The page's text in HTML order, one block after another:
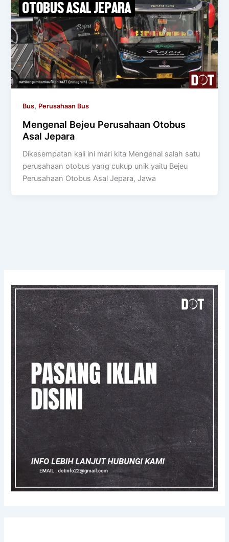
Bus, Perusahaan Bus
Mengenal Bejeu Perusahaan Otobus
Asal Jepara
Dikesempatan kali ini mari kita Mengenal salah satu
perusahaan otobus yang cukup unik yaitu Bejeu
Perusahaan Otobus Asal Jepara, Jawa